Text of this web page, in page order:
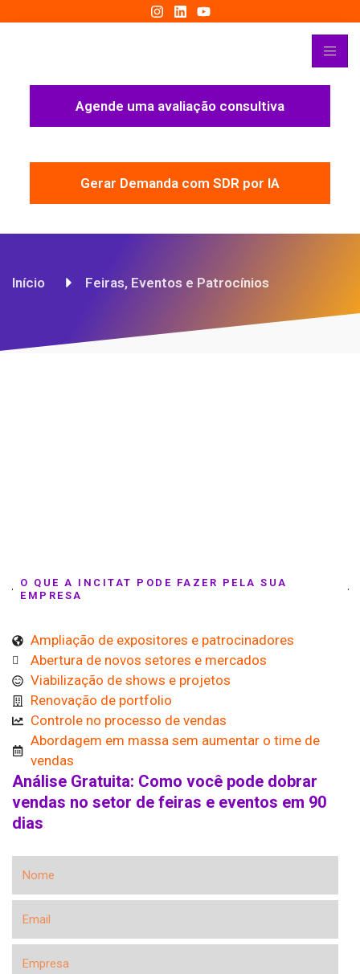
Agende uma avaliação consultiva
Gerar Demanda com SDR por IA
Início Feiras, Eventos e Patrocínios
O QUE A INCITAT PODE FAZER PELA SUA
EMPRESA
Ampliação de expositores e patrocinadores
Abertura de novos setores e mercados
Viabilização de shows e projetos
Renovação de portfolio
Controle no processo de vendas
Abordagem em massa sem aumentar o time de
vendas
Análise Gratuita: Como você pode dobrar
vendas no setor de feiras e eventos em 90
dias